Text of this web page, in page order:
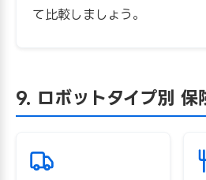
て比較しましょう。
9. ロボットタイプ別 保